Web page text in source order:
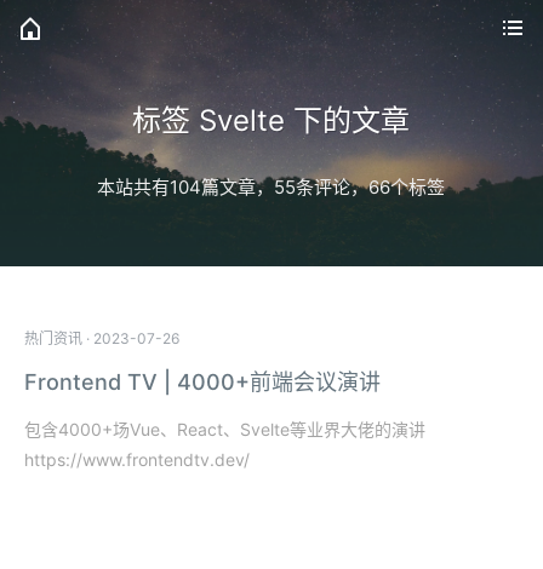
标签 Svelte 下的文章
本站共有104篇文章，55条评论，66个标签
热门资讯 · 2023-07-26
Frontend TV | 4000+前端会议演讲
包含4000+场Vue、React、Svelte等业界大佬的演讲
https://www.frontendtv.dev/